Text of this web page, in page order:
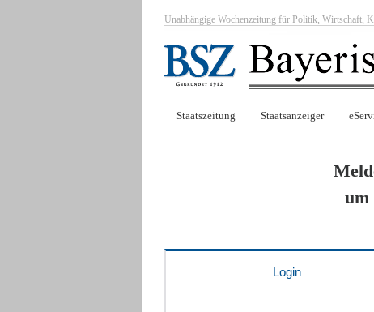
Unabhängige Wochenzeitung für Politik, Wirtschaft,
Staatszeitung Staatsanzeiger
um
Login